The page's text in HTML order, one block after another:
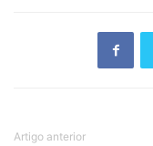
Artigo anterior